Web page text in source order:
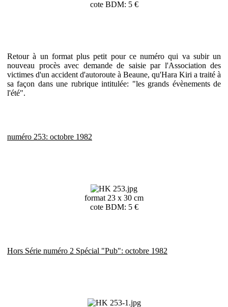
cote BDM: 5 €
Retour à un format plus petit pour ce numéro qui va subir un
nouveau procès avec demande de saisie par l'Association des
victimes d'un accident d'autoroute à Beaune, qu'Hara Kiri a traité à
sa façon dans une rubrique intitulée: "les grands évènements de
l'été".
numéro 253: octobre 1982
format 23 x 30 cm
cote BDM: 5 €
Hors Série numéro 2 Spécial "Pub": octobre 1982